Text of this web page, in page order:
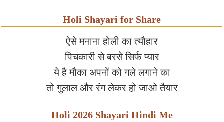
Holi Shayari for Share
ऐसे मनाना होली का त्यौहार
पिचकारी से बरसे सिर्फ प्यार
ये है मौका अपनों को गले लगाने का
तो गुलाल और रंग लेकर हो जाओ तैयार
Holi 2026 Shayari Hindi Me